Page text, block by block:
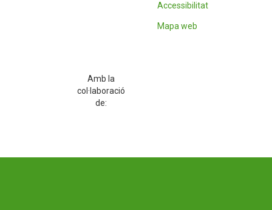
Accessibilitat
Mapa web
Amb la
col·laboració
de: